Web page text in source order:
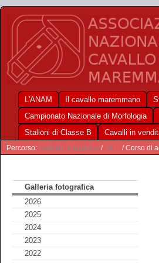
L'ANAM Il cavallo maremmano
Campionato Nazionale di Morfologia
Stalloni di Classe B
Cavalli in
Percorso: Galleria fotografica /2011 / Corso di
Galleria fotografica
2026
2025
2024
2023
2022